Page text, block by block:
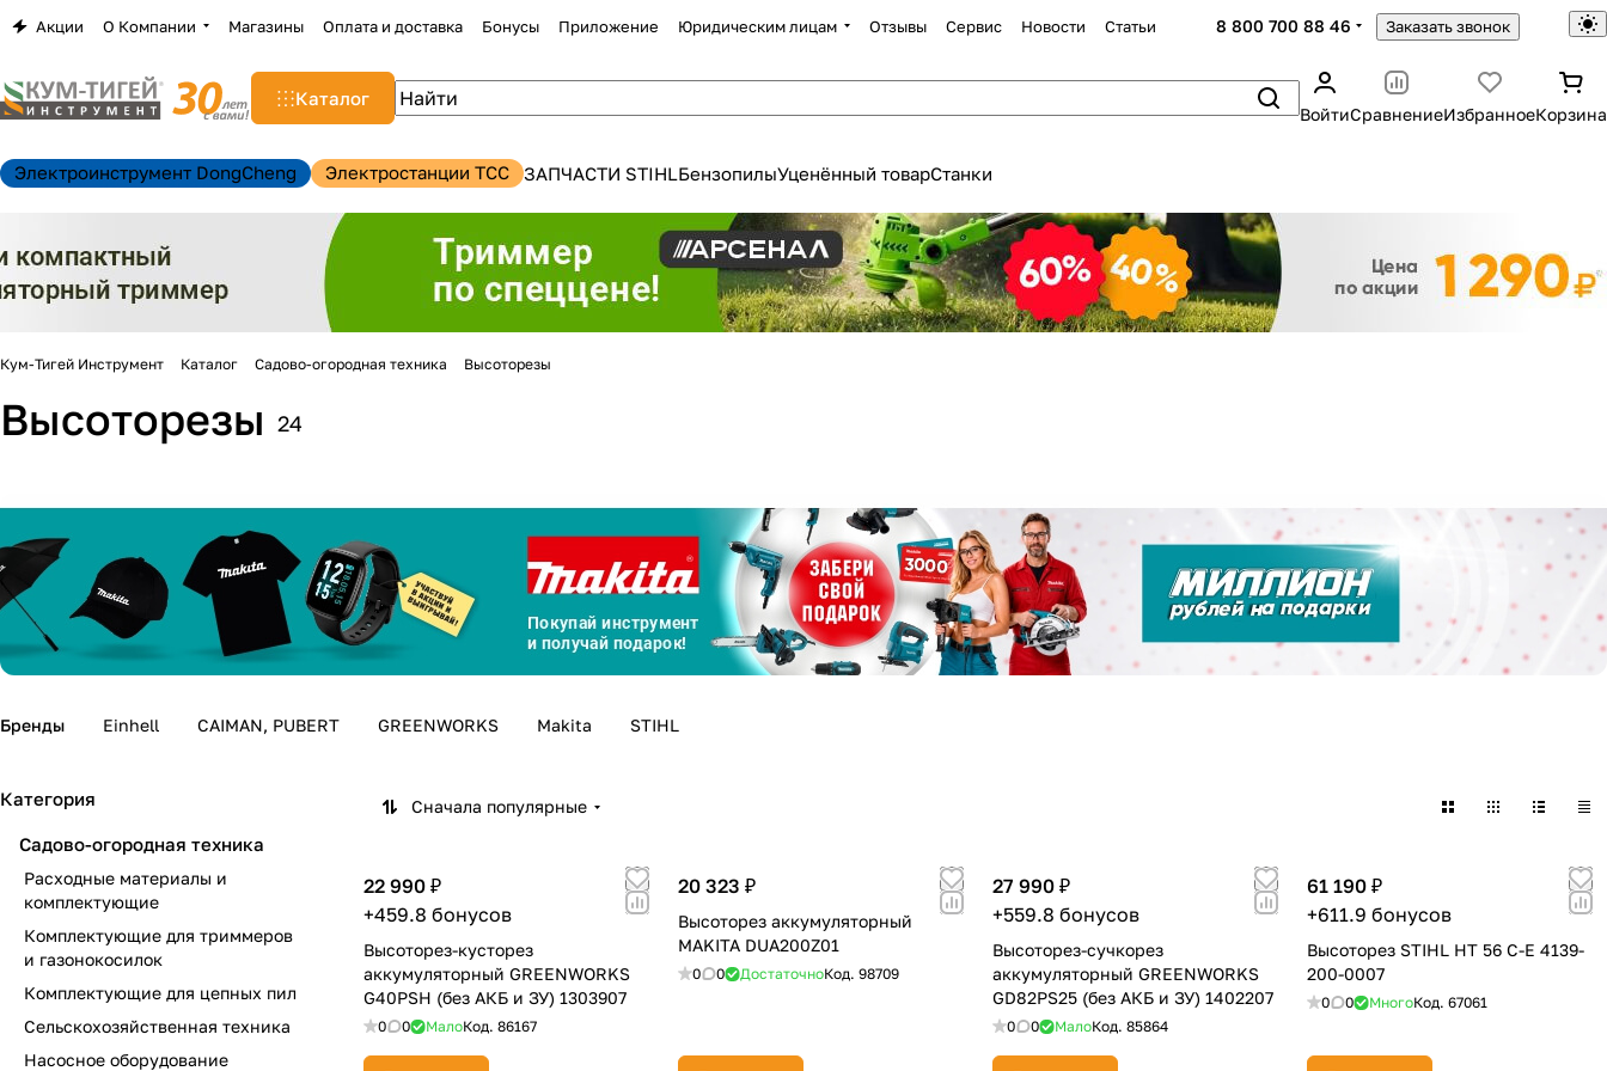
Акции О Компании Магазины Оплата и доставка Бонусы Приложение Юридическим лицам Отзывы Сервис Новости Статьи 8 800 700 88 46 Заказать звонок
Каталог
ВойтиСравнениеИзбранноеКорзина
Электроинструмент DongCheng Электростанции TCC ЗАПЧАСТИ STIHLБензопилыУценённый товарСтанки
Кум-Тигей Инструмент Каталог Садово-огородная техника Высоторезы
Высоторезы 24
Бренды Einhell CAIMAN, PUBERT GREENWORKS Makita STIHL
Сначала популярные
22 990 ₽
+459.8 бонусов
Высоторез-кусторез
аккумуляторный GREENWORKS
G40PSH (без АКБ и ЗУ) 1303907
0 0 МалоКод. 86167
20 323 ₽
Высоторез аккумуляторный
MAKITA DUA200Z01
0 0 ДостаточноКод. 98709
27 990 ₽
+559.8 бонусов
Высоторез-сучкорез
аккумуляторный GREENWORKS
GD82PS25 (без АКБ и ЗУ) 1402207
0 0 МалоКод. 85864
61 190 ₽
+611.9 бонусов
Высоторез STIHL HT 56 C-E 4139-
200-0007
0 0 МногоКод. 67061
Категория
Садово-огородная техника
Расходные материалы и
комплектующие
Комплектующие для триммеров
и газонокосилок
Комплектующие для цепных пил
Сельскохозяйственная техника
Насосное оборудование
Закрыть
на частибез переплат
График платежей
Сегодня
Оплачивайте сегодня только
% картой любого банка
Получайте товарвыбранный способом